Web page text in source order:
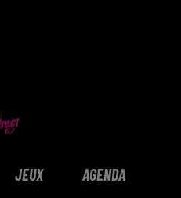
JEUX AGENDA